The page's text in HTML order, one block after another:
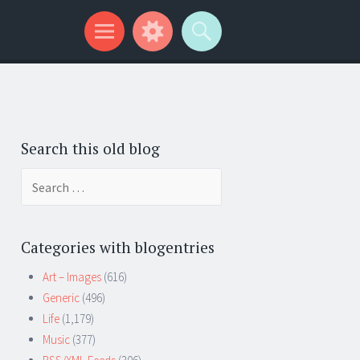
Search this old blog
Categories with blogentries
Art – Images (616)
Generic (496)
Life (1,179)
Music (377)